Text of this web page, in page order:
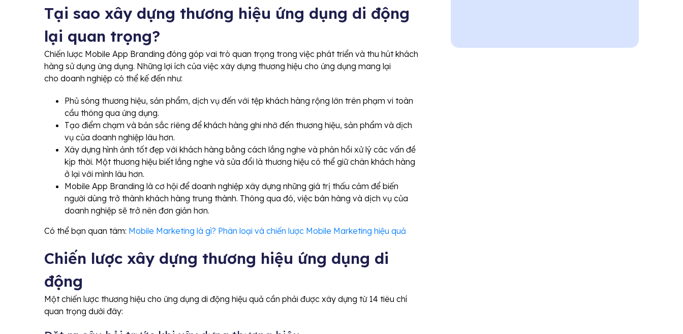
Tại sao xây dựng thương hiệu ứng dụng di động
lại quan trọng?
Chiến lược Mobile App Branding đóng góp vai trò quan trọng trong việc phát triển và thu hút khách
hàng sử dụng ứng dụng. Những lợi ích của việc xây dựng thương hiệu cho ứng dụng mang lại
cho doanh nghiệp có thể kế đến như:
Phủ sóng thương hiệu, sản phẩm, dịch vụ đến với tệp khách hàng rộng lớn trên phạm vi toàn
cầu thông qua ứng dụng.
Tạo điểm chạm và bản sắc riêng để khách hàng ghi nhớ đến thương hiệu, sản phẩm và dịch
vụ của doanh nghiệp lâu hơn.
Xây dựng hình ảnh tốt đẹp với khách hàng bằng cách lắng nghe và phản hồi xử lý các vấn đề
kịp thời. Một thương hiệu biết lắng nghe và sửa đổi là thương hiệu có thể giữ chân khách hàng
ở lại với mình lâu hơn.
Mobile App Branding là cơ hội để doanh nghiệp xây dựng những giá trị thấu cảm để biến
người dùng trở thành khách hàng trung thành. Thông qua đó, việc bán hàng và dịch vụ của
doanh nghiệp sẽ trở nên đơn giản hơn.
Có thể bạn quan tâm: Mobile Marketing là gì? Phân loại và chiến lược Mobile Marketing hiệu quả
Chiến lược xây dựng thương hiệu ứng dụng di
động
Một chiến lược thương hiệu cho ứng dụng di động hiệu quả cần phải được xây dựng từ 14 tiêu chí
quan trọng dưới đây: